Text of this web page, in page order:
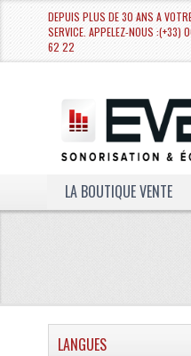
DEPUIS PLUS DE 30 ANS A
SERVICE. APPELEZ-NOUS :(+33)
62 22
LA BOUTIQUE VENTE
LANGUES